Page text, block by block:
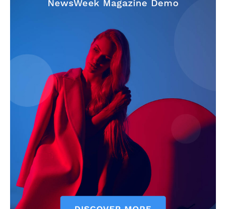
News Week
Magazine PRO